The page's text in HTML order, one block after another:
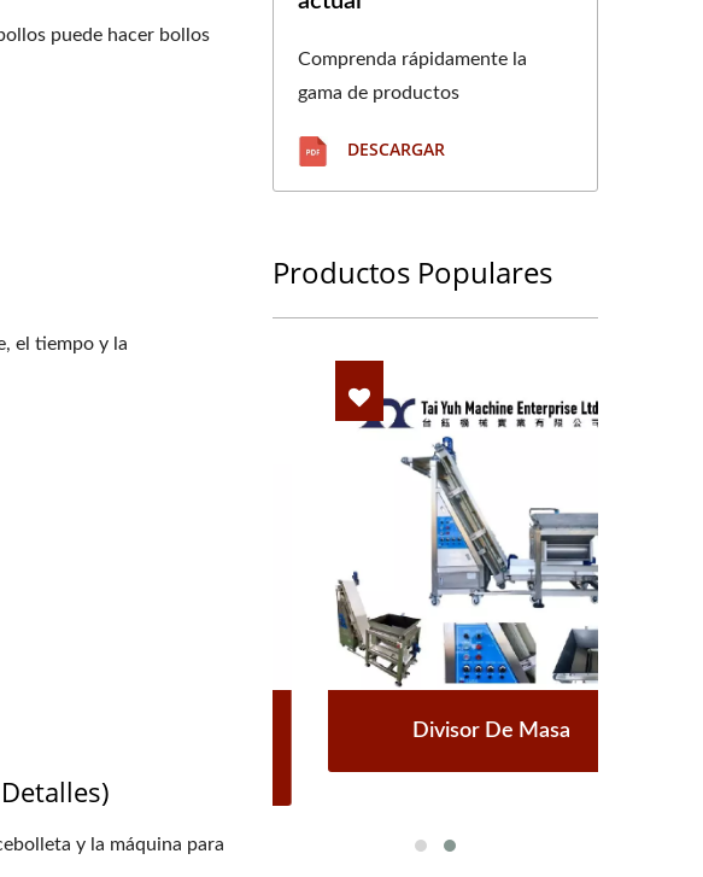
puede hacer bollos
el tiempo y la
y la máquina para
Comprenda rápidamente la
gama de productos
DESCARGAR
Productos Populares
Divisor De Masa